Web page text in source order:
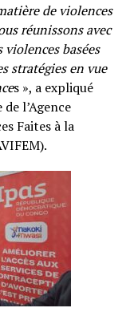
de violences
réunissons avec
basées
stratégies en vue
s », a expliqué
l’Agence
Faites à la